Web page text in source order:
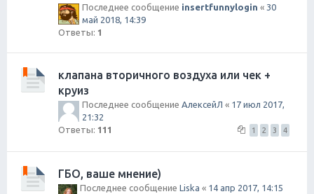
Последнее сообщение insertfunnylogin « 30
май 2018, 14:39
Ответы: 1
клапана вторичного воздуха или чек +
круиз
Последнее сообщение АлексейЛ « 17 июл 2017,
21:32
Ответы: 111 1 2 3 4
ГБО, ваше мнение)
Последнее сообщение Liska « 14 апр 2017, 14:15